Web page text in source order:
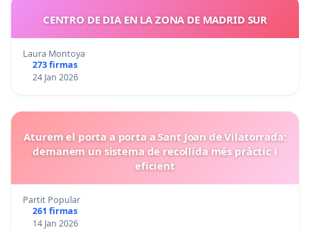
CENTRO DE DIA EN LA ZONA DE MADRID SUR
Laura Montoya
273 firmas
24 Jan 2026
Aturem el porta a porta a Sant Joan de Vilatorrada:
demanem un sistema de recollida més pràctic i
eficient
Partit Popular
261 firmas
14 Jan 2026